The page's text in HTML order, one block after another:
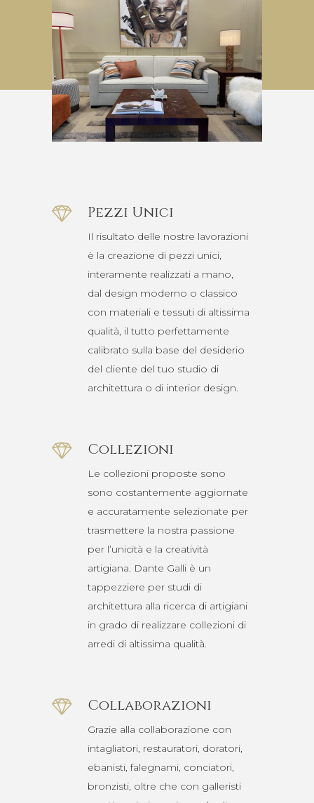
Via Pontaccio 7, Milano
(MI)
SHOWROOM
Pezzi Unici
Il risultato delle nostre lavorazioni
è la creazione di pezzi unici,
interamente realizzati a mano,
dal design moderno o classico
con materiali e tessuti di altissima
qualità, il tutto perfettamente
calibrato sulla base del desiderio
del cliente del tuo studio di
architettura o di interior design.
Collezioni
Le collezioni proposte sono
sono costantemente aggiornate
e accuratamente selezionate per
trasmettere la nostra passione
per l’unicità e la creatività
artigiana. Dante Galli è un
tappezziere per studi di
architettura alla ricerca di artigiani
in grado di realizzare collezioni di
arredi di altissima qualità.
Collaborazioni
Grazie alla collaborazione con
intagliatori, restauratori, doratori,
ebanisti, falegnami, conciatori,
bronzisti, oltre che con galleristi